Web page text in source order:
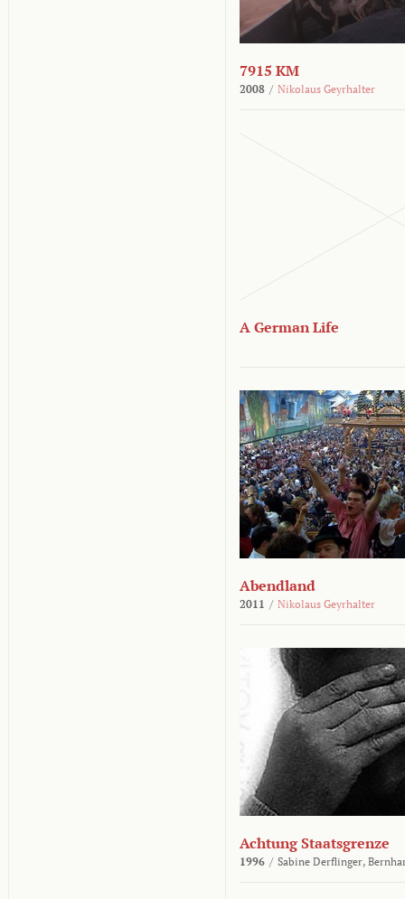
7915 KM
2008 / Nikolaus Geyrhalter
A German Life
Abendland
2011 / Nikolaus Geyrhalter
Achtung Staatsgrenze
1996 / Sabine Derflinger,